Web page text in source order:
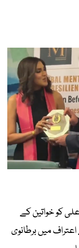
علی کو خواتین کے
میں برطانوی